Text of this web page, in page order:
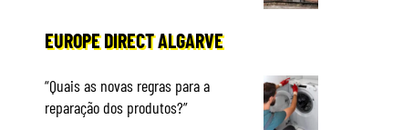
EUROPE DIRECT ALGARVE
“Quais as novas regras para a
reparação dos produtos?”